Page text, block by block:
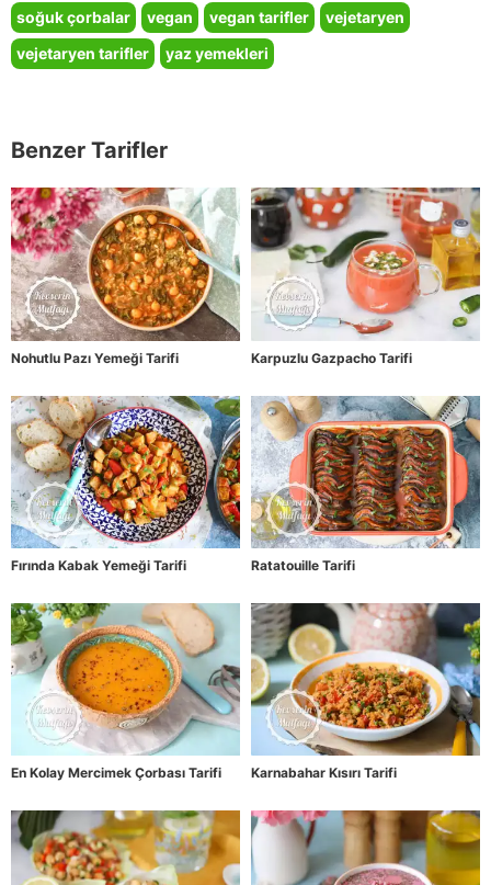
soğuk çorbalar
vegan vegan tarifler
vejetaryen
vejetaryen tarifler
yaz yemekleri
Benzer Tarifler
Nohutlu Pazı Yemeği Tarifi Karpuzlu Gazpacho Tarifi
Fırında Kabak Yemeği Tarifi Ratatouille Tarifi
En Kolay Mercimek Çorbası Tarifi Karnabahar Kısırı Tarifi